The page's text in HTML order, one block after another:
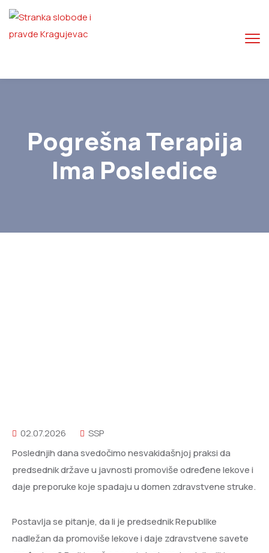
Pogrešna Terapija
Ima Posledice
02.07.2026
SSP
Poslednjih dana svedočimo nesvakidašnjoj praksi da
predsednik države u javnosti promoviše određene lekove i
daje preporuke koje spadaju u domen zdravstvene struke.
Postavlja se pitanje, da li je predsednik Republike
nadležan da promoviše lekove i daje zdravstvene savete